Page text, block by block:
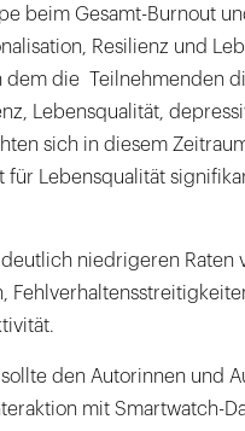
beim Gesamt-Burnout
Resilienz und
dem die Teilnehmenden
Lebensqualität,
sich in diesem
Lebensqualität
deutlich niedrigeren Raten
den Autorinnen und
mit Smartwatch-